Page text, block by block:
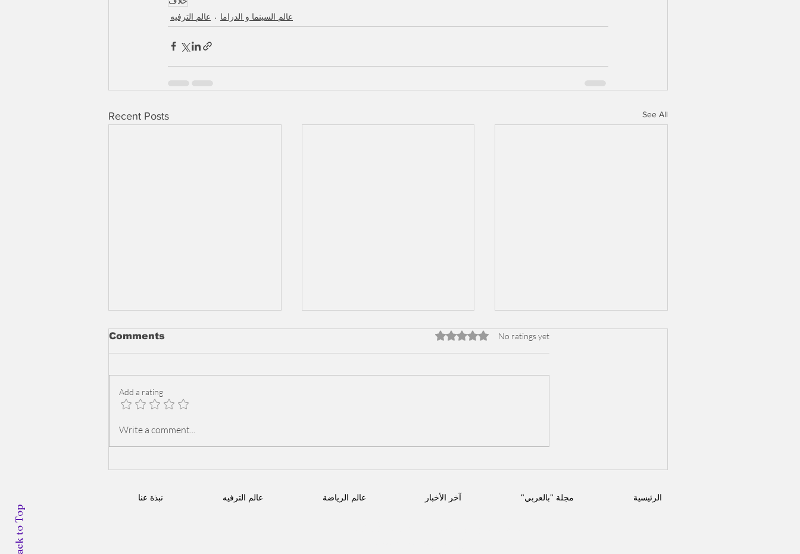
عالم الترفيه
عالم السينما و الدراما
Recent Posts See All
تجليات الأداء الدرامي: كيف
Comments Rated 0 out of 5 stars.
No ratings yet
Add a rating
Write a comment...
Back to Top
الرئيسية مجلة "بالعربي" آخر الأخبار عالم الرياضة عالم الترفيه نبذة عنا